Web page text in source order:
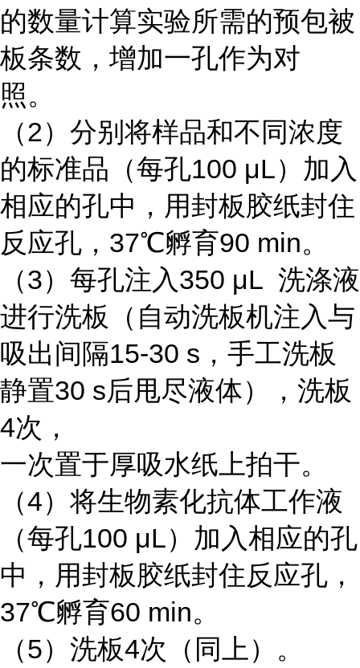
的数量计算实验所需的预包被
板条数，增加一孔作为对
照。
（2）分别将样品和不同浓度
的标准品（每孔100 μL）加入
相应的孔中，用封板胶纸封住
反应孔，37℃孵育90 min。
（3）每孔注入350 μL 洗涤液
进行洗板（自动洗板机注入与
吸出间隔15-30 s，手工洗板
静置30 s后甩尽液体），洗板
4次，
一次置于厚吸水纸上拍干。
（4）将生物素化抗体工作液
（每孔100 μL）加入相应的孔
中，用封板胶纸封住反应孔，
37℃孵育60 min。
（5）洗板4次（同上）。